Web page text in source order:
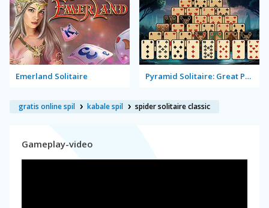
Emerland Solitaire Pyramid Solitaire: Great Pyramid
gratis online spil kabale spil spider solitaire classic
Gameplay-video